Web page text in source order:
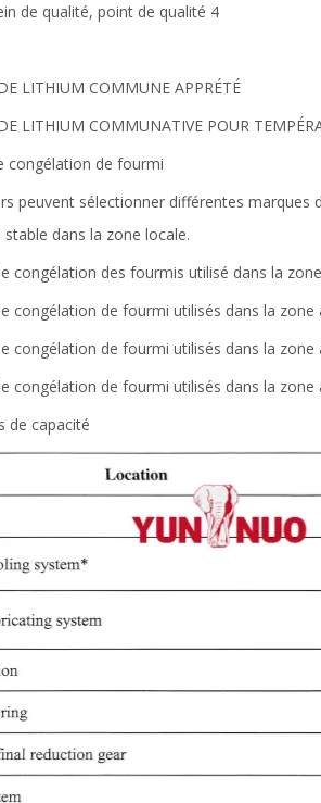
de qualité, point de qualité 4
LITHIUM COMMUNE APPRÉTÉ
LITHIUM COMMUNATIVE POUR
congélation de fourmi
peuvent sélectionner différentes
dans la zone locale.
congélation des fourmis utilisé dans la
congélation de fourmi utilisés dans la
congélation de fourmi utilisés dans la
congélation de fourmi utilisés dans la
de capacité